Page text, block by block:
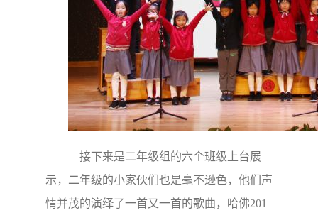
接下来是二年级组的六个班级上台展
示，二年级的小家伙们也是毫不逊色，他们声
情并茂的演绎了一首又一首的歌曲，哈佛201